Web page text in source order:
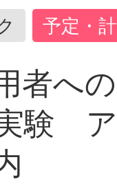
予定・
へ
験